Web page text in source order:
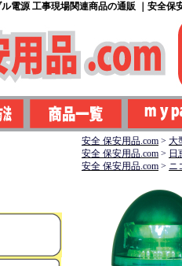
電源 工事現場関連商品の通販 ｜安全保
安全 保安用品.com > 大
安全 保安用品.com > 日
安全 保安用品.com > ニ